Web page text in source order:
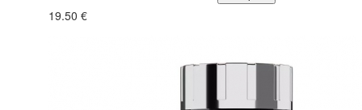
19.50 €